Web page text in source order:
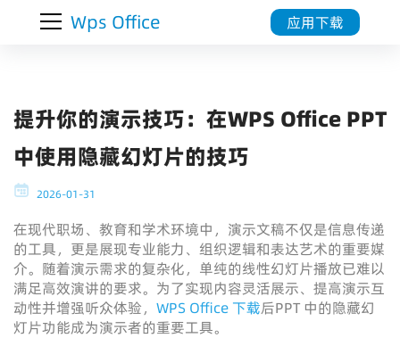
Wps Office 应用下载
提升你的演示技巧：在WPS Office PPT
中使用隐藏幻灯片的技巧
2026-01-31
在现代职场、教育和学术环境中，演示文稿不仅是信息传递
的工具，更是展现专业能力、组织逻辑和表达艺术的重要媒
介。随着演示需求的复杂化，单纯的线性幻灯片播放已难以
满足高效演讲的要求。为了实现内容灵活展示、提高演示互
动性并增强听众体验， WPS Office 下载后PPT 中的隐藏幻
灯片功能成为演示者的重要工具。